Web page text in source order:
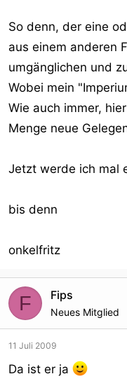
So denn, der eine
aus einem anderen
umgänglichen und
Wobei mein
Wie auch immer,
Menge neue
Jetzt werde ich mal
bis denn
onkelfritz
F Fips
Neues Mitglied
11 Juli 2009
Da ist er ja